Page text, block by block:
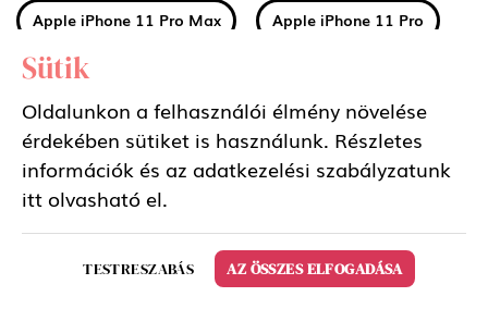
Apple iPhone 11 Pro Max Apple iPhone 11 Pro
Huawei Mate 30
Nokia 2 2019 (2.2) Nokia 3 2019 (3.2)
Nokia 4 2019 (4.2)
Samsung Galaxy Tab S6 10.5 LTE
Sütik
Oldalunkon a felhasználói élmény növelése
érdekében sütiket is használunk. Részletes
információk és az adatkezelési szabályzatunk
itt olvasható el.
TESTRESZABÁS AZ ÖSSZES ELFOGADÁSA